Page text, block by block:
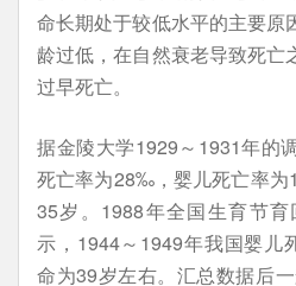
命长期处于较低水平的主要原
龄过低，在自然衰老导致死亡
过早死亡。
据金陵大学1929～1931年的
死亡率为28‰，婴儿死亡率
35岁。1988年全国生育节
示，1944～1949年我国婴
命为39岁左右。汇总数据后